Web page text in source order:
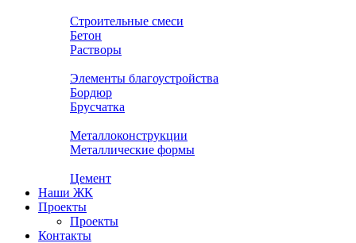
Строительные смеси
Бетон
Растворы
Элементы благоустройства
Бордюр
Брусчатка
Металлоконструкции
Металлические формы
Цемент
Наши ЖК
Проекты
Проекты
Контакты